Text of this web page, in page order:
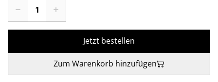
Jetzt bestellen
Zum Warenkorb hinzufügen